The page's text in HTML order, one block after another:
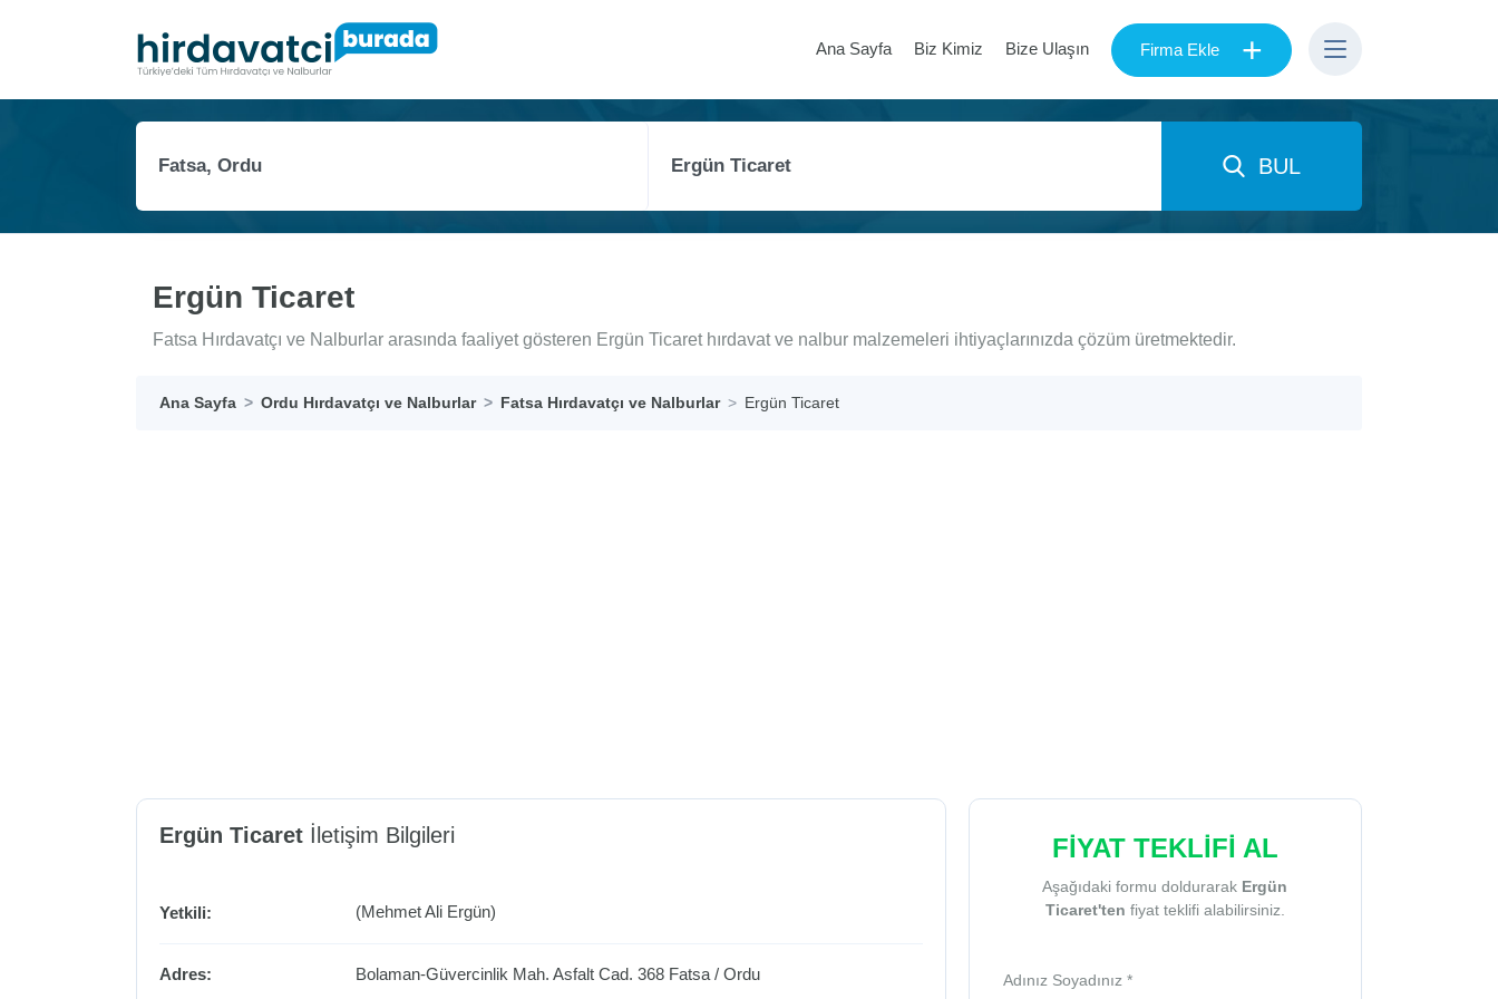
Ana Sayfa Biz Kimiz Bize Ulaşın Firma Ekle +
BUL
Ergün Ticaret
Fatsa Hırdavatçı ve Nalburlar arasında faaliyet gösteren Ergün Ticaret hırdavat ve nalbur malzemeleri ihtiyaçlarınızda çözüm üretmektedir.
Ana Sayfa Ordu Hırdavatçı ve Nalburlar Fatsa Hırdavatçı ve Nalburlar Ergün Ticaret
Ergün Ticaret İletişim Bilgileri
Yetkili: (Mehmet Ali Ergün)
Adres: Bolaman-Güvercinlik Mah. Asfalt Cad. 368 Fatsa /Ordu
FİYAT TEKLİFİ AL
Aşağıdaki formu doldurarak Ergün
Ticaret'ten fiyat teklifi alabilirsiniz.
Adınız Soyadınız *